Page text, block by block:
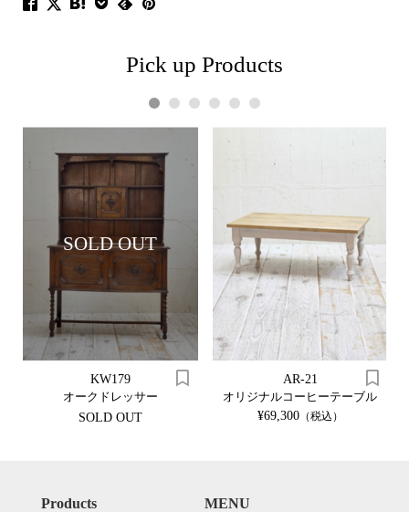
Pick up Products
SOLD OUT
KW179
オークドレッサー
SOLD OUT
AR-21
オリジナルコーヒーテーブル
¥69,300（税込）
1 2 3 4 5 6
Products MENU